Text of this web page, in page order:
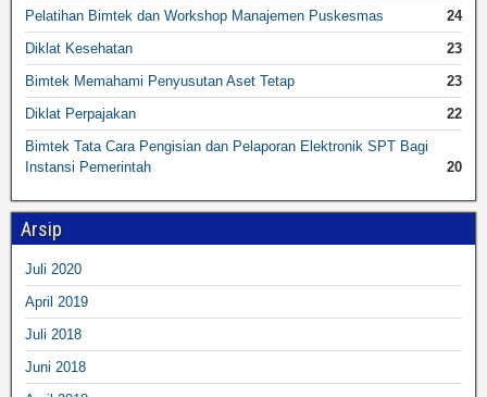
Pelatihan Bimtek dan Workshop Manajemen Puskesmas
24
Diklat Kesehatan
23
Bimtek Memahami Penyusutan Aset Tetap
23
Diklat Perpajakan
22
Bimtek Tata Cara Pengisian dan Pelaporan Elektronik SPT Bagi
Instansi Pemerintah
20
Arsip
Juli 2020
April 2019
Juli 2018
Juni 2018